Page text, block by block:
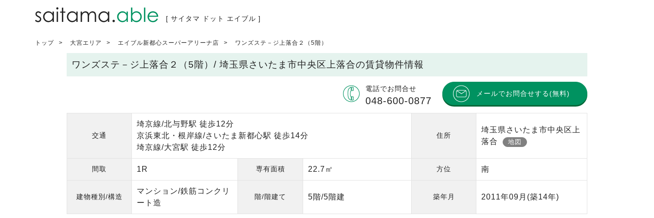
[ サイタマ ドット エイブル ]
トップ 大宮エリア エイブル新都心スーパーアリーナ店 ワンズステ－ジ上落合２（5階）
ワンズステ－ジ上落合２（5階）/ 埼玉県さいたま市中央区上落合の賃貸物件情報
電話でお問合せ
048-600-0877
メールでお問合せする(無料)
交通
埼京線/北与野駅 徒歩12分
京浜東北・根岸線/さいたま新都心駅 徒歩14分
埼京線/大宮駅 徒歩12分
住所
埼玉県さいたま市中央区上
落合
地図
間取 1R 専有面積 22.7㎡ 方位 南
建物種別/構造
マンション/鉄筋コンクリ
ート造
階/階建て 5階/5階建 築年月 2011年09月 (築14年)